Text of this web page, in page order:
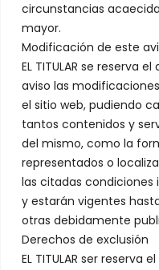
circunstancias
mayor.
Modificación de este
EL TITULAR se reserva
aviso las
el sitio web, pudiendo
tantos contenidos y
del mismo, como la
representados o
las citadas condiciones
y estarán vigentes
otras debidamente
Derechos de exclusión
EL TITULAR ser reserva